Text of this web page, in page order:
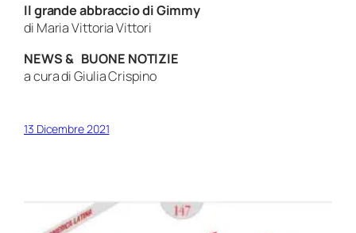
Il grande abbraccio di Gimmy
di Maria Vittoria Vittori
NEWS & BUONE NOTIZIE
a cura di Giulia Crispino
13 Dicembre 2021